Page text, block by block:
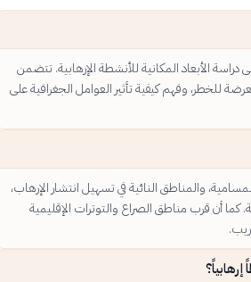
الأبعاد المكانية للأنشطة الإرهابية. تتضمن
للخطر، وفهم كيفية تأثير العوامل الجغرافية على
والمناطق النائية في تسهيل انتشار الإرهاب،
كما أن قرب مناطق الصراع والتوترات الإقليمية